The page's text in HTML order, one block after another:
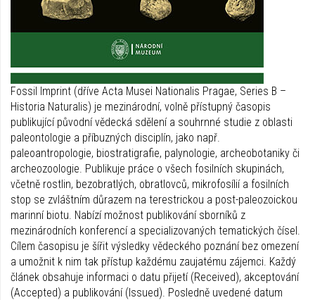
Fossil Imprint (dříve Acta Musei Nationalis Pragae, Series B –
Historia Naturalis) je mezinárodní, volně přístupný časopis
publikující původní vědecká sdělení a souhrnné studie z oblasti
paleontologie a příbuzných disciplín, jako např.
paleoantropologie, biostratigrafie, palynologie, archeobotaniky či
archeozoologie. Publikuje práce o všech fosilních skupinách,
včetně rostlin, bezobratlých, obratlovců, mikrofosílií a fosilních
stop se zvláštním důrazem na terestrickou a post-paleozoickou
marinní biotu. Nabízí možnost publikování sborníků z
mezinárodních konferencí a specializovaných tematických čísel.
Cílem časopisu je šířit výsledky vědeckého poznání bez omezení
a umožnit k nim tak přístup každému zaujatému zájemci. Každý
článek obsahuje informaci o datu přijetí (Received), akceptování
(Accepted) a publikování (Issued). Posledně uvedené datum